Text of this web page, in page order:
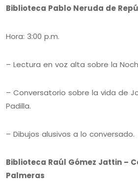
Biblioteca Pablo Neruda de
Hora: 3:00 p.m.
– Lectura en voz alta sobre la
– Conversatorio sobre la vida de
Padilla.
– Dibujos alusivos a lo conversado.
Biblioteca Raúl Gómez Jattin –
Palmeras